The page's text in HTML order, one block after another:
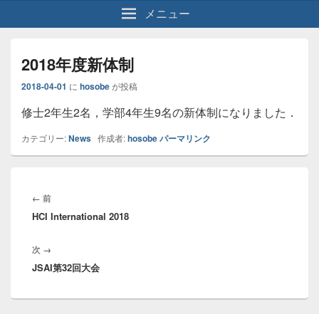
メニュー
2018年度新体制
2018-04-01 に hosobeが投稿
修士2年生2名，学部4年生9名の新体制になりました．
カテゴリー:News 作成者:hosobeパーマリンク
稿
ナ
ゲ
ー
シ
← 前前
の
HCI International 2018
次 →
の
稿:
JSAI第32回大会